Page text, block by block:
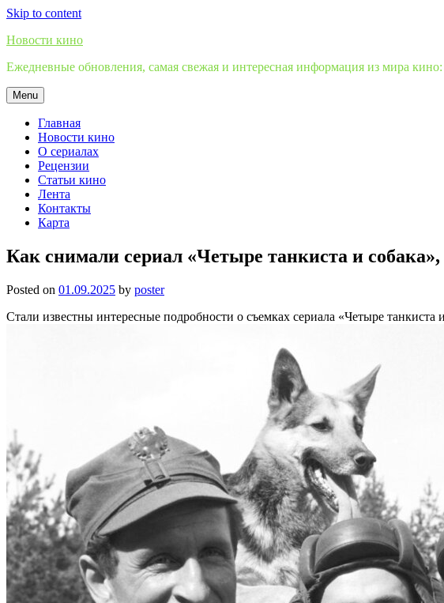
Skip to content
Новости кино
Ежедневные обновления, самая свежая и интересная информация из мира кино:
Menu
Главная
Новости кино
О сериалах
Рецензии
Статьи кино
Лента
Контакты
Карта
Как снимали сериал «Четыре танкиста и
Posted on 01.09.2025 by poster
Стали известны интересные подробности о съемках сериала «Четыре танкиста